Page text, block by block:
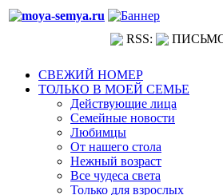
RSS:
СВЕЖИЙ НОМЕР
ТОЛЬКО В МОЕЙ СЕМЬЕ
Действующие лица
Семейные новости
Любимцы
От нашего стола
Нежный возраст
Все чудеса света
Только для взрослых